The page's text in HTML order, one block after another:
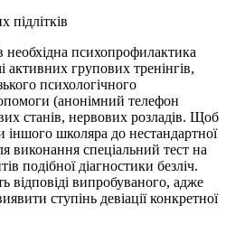
підлітків
необхідна психопрофилактика
групових тренінгів,
психологічного
(анонімний телефон
станів, нервових розладів. Щоб
іншого школяра до нестандартної
виконання спеціальний тест на
подібної діагностики безліч.
відповіді випробуваного, адже
ступінь девіації конкретної